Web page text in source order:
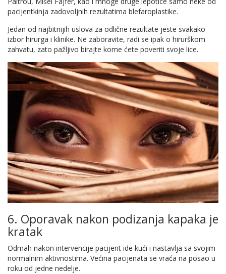
pacijentkinja zadovoljnih rezultatima blefaroplastike.
Jedan od najbitnijih uslova za odlične rezultate jeste svakako
izbor hirurga i klinike. Ne zaboravite, radi se ipak o hirurškom
zahvatu, zato pažljivo birajte kome ćete poveriti svoje lice.
6. Oporavak nakon podizanja kapaka je
kratak
Odmah nakon intervencije pacijent ide kući i nastavlja sa svojim
normalnim aktivnostima. Većina pacijenata se vraća na posao u
roku od jedne nedelje.